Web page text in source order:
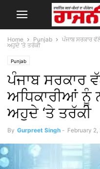
Home Punjab
ਪੰਜਾਬ ਸਰਕਾਰ
ਅਹੁਦੇ ‘ਤੇ ਤਰੱਕੀ
Punjab
ਪੰਜਾਬ ਸਰਕਾਰ
ਅਧਿਕਾਰੀਆਂ ਨੂੰ
ਅਹੁਦੇ ‘ਤੇ ਤਰੱਕੀ
By Gurpreet Singh - February 2,